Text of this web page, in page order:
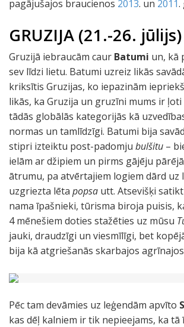
pagājušajos braucienos 2013. un 2011.
GRUZIJA (21.-26. jūlijs)
Gruzijā iebraucām caur Batumi un, kā
sev līdzi lietu. Batumi uzreiz likās
kriksītis Gruzijas, ko iepazinām
likās, ka Gruzija un gruzīni mums ir
tādās globālās kategorijās kā
normas un tamlīdzīgi. Batumi bija
stipri izteiktu post-padomju bulšitu –
ielām ar džipiem un pirms gājēju
ātrumu, pa atvērtajiem logiem dārd uz
uzgriezta lēta popsa utt. Atsevišķi
nama īpašnieki, tūrisma biroja puisis,
4 mēnešiem doties stažēties uz mūsu
jauki, draudzīgi un viesmīlīgi, bet
bija kā atgriešanās skarbajos
Pēc tam devāmies uz leģendām apvīto
kas dēļ kalniem ir tik nepieejams, ka